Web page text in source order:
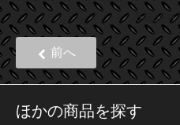
5商品中1
前へ
ほかの商品を探す